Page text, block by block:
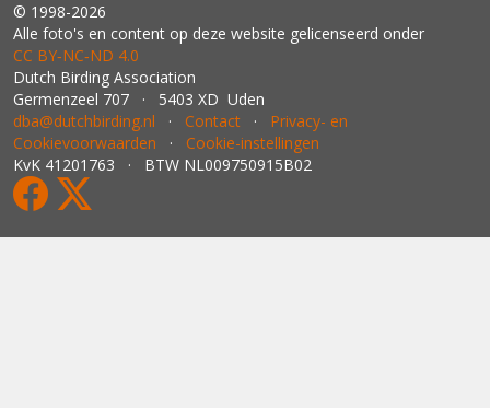
© 1998-2026
Alle foto's en content op deze website gelicenseerd onder
CC BY‑NC‑ND 4.0
Dutch Birding Association
Germenzeel 707 · 5403 XD Uden
dba@dutchbirding.nl · Contact · Privacy- en
Cookievoorwaarden · Cookie-instellingen
KvK 41201763 · BTW NL009750915B02